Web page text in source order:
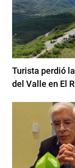
Turista perdió
del Valle en El